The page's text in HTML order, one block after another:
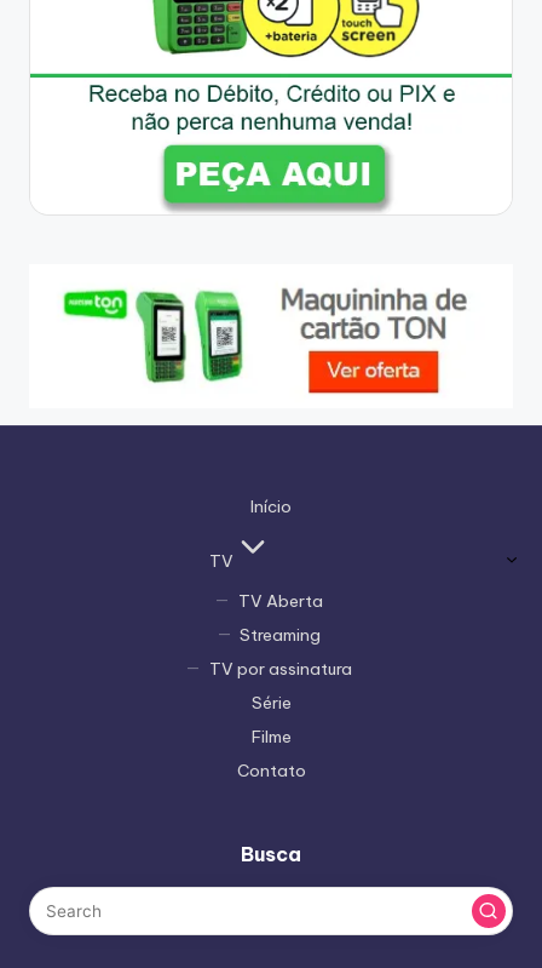
Início
TV
TV Aberta
Streaming
TV por assinatura
Série
Filme
Contato
Busca